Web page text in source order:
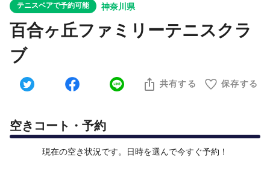
テニスベアで予約可能 神奈川県
百合ヶ丘ファミリーテニスクラ
ブ
共有する 保存する
空きコート・予約
現在の空き状況です。日時を選んで今すぐ予約！